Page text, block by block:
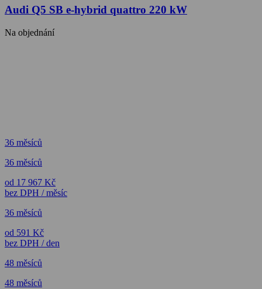
Audi Q5 SB e-hybrid quattro 220 kW
Na objednání
36 měsíců
36 měsíců
od 17 967 Kč
bez DPH / měsíc
36 měsíců
od 591 Kč
bez DPH / den
48 měsíců
48 měsíců